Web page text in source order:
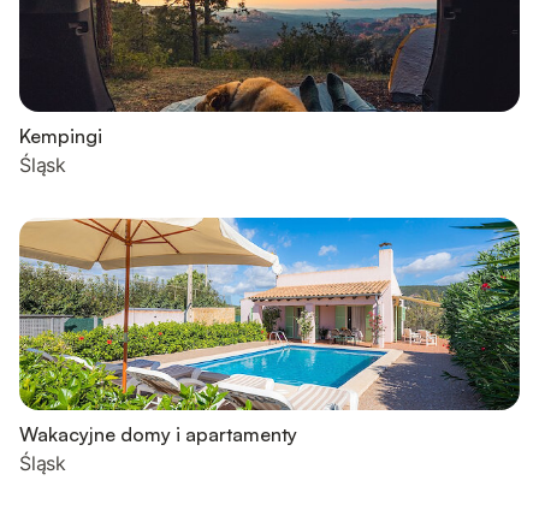
Kempingi
Śląsk
Wakacyjne domy i apartamenty
Śląsk